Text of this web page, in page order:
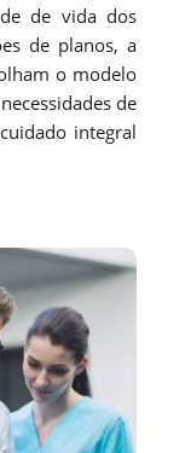
de vida dos
de planos, a
o modelo
de
integral